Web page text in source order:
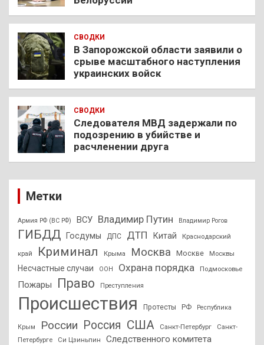
СВОДКИ
В Запорожской области заявили о
срыве масштабного наступления
украинских войск
СВОДКИ
Следователя МВД задержали по
подозрению в убийстве и
расчленении друга
Метки
Армия РФ (ВС РФ) ВСУ Владимир Путин Владимир Рогов
ГИБДД Госдумы ДПС ДТП Китай Краснодарский
край Криминал Крыма Москва Москве Москвы
Несчастные случаи ООН Охрана порядка Подмосковье
Пожары Право Преступления
Происшествия Протесты РФ Республика
Крым России Россия США Санкт-Петербург
Санкт-
Петербурге
Си Цзиньпин
Следственного комитета